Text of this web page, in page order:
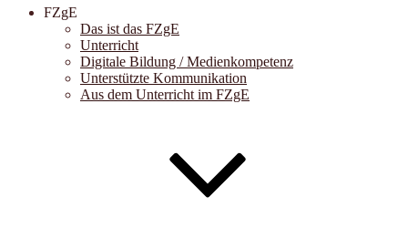
FZgE
Das ist das FZgE
Unterricht
Digitale Bildung / Medienkompetenz
Unterstützte Kommunikation
Aus dem Unterricht im FZgE